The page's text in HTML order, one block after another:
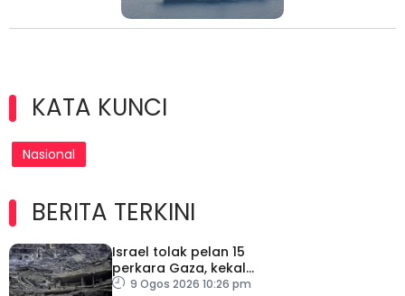
KATA KUNCI
Nasional
BERITA TERKINI
Israel tolak pelan 15
perkara Gaza, kekal
desak Hamas lucut
9 Ogos 2026 10:26 pm